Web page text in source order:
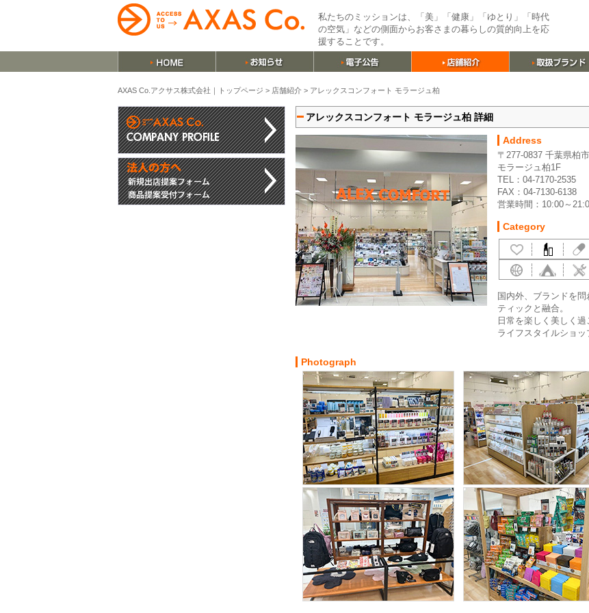
私たちのミッションは、「美」「健康」「ゆとり」「時代
の空気」などの側面からお客さまの暮らしの質的向上を応
援することです。
AXAS Co.アクサス株式会社｜トップページ > 店舗紹介 > アレックスコンフォート モラージュ柏
アレックスコンフォート モラージュ柏 詳細
Address
〒277-0837 千葉県柏
モラージュ柏1F
TEL：04-7170-2535
FAX：04-7130-6138
営業時間：10:00～
Category
国内外、ブランドを
ティックと融合。
日常を楽しく美しく
ライフスタイルショッ
Photograph